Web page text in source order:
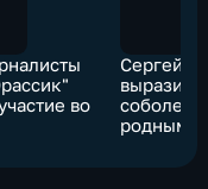
во
Сергей
выразил
родным